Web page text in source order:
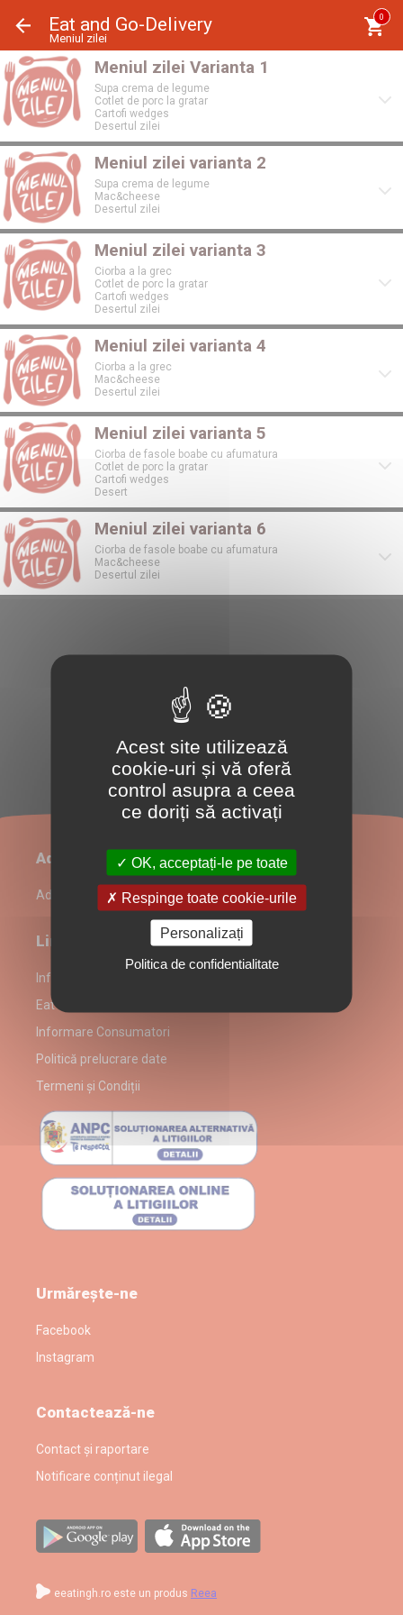
Eat and Go-Delivery
Meniul zilei
0
Meniul zilei Varianta 1
Supa crema de legume
Cotlet de porc la gratar
Cartofi wedges
Desertul zilei
Meniul zilei varianta 2
Supa crema de legume
Mac&cheese
Desertul zilei
Meniul zilei varianta 3
Ciorba a la grec
Cotlet de porc la gratar
Cartofi wedges
Desertul zilei
Meniul zilei varianta 4
Ciorba a la grec
Mac&cheese
Desertul zilei
Meniul zilei varianta 5
Ciorba de fasole boabe cu afumatura
Cotlet de porc la gratar
Cartofi wedges
Desert
Meniul zilei varianta 6
Ciorba de fasole boabe cu afumatura
Mac&cheese
Desertul zilei
Administrare restaurant
Admin Login
Link-uri utile
Informații despre partenerul Eat and Go-Delivery
Eat and Go-Delivery alergeni
Informare Consumatori
Politică prelucrare date
Termeni și Condiții
Urmărește-ne
Facebook
Instagram
Contactează-ne
Contact și raportare
Notificare conținut ilegal
eeatingh.ro este un produs Reea
Acest site utilizează
cookie-uri și vă oferă
control asupra a ceea
ce doriți să activați
OK, acceptați-le pe toate
Respinge toate cookie-urile
Personalizați
Politica de confidentialitate